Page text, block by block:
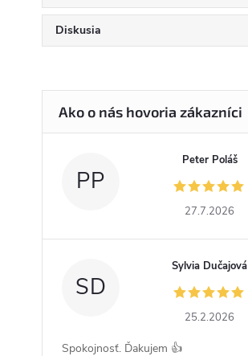
Diskusia
PP
Peter Poláš
27.7.2026
SD
Sylvia Dučajová
25.2.2026
Spokojnosť. Ďakujem 👍